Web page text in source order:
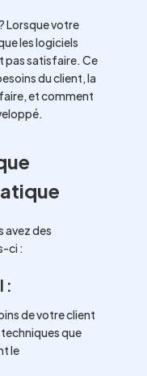
Lorsque votre
les logiciels
pas satisfaire. Ce
du client, la
et comment
avez des
ci :
:
de votre client
que
le